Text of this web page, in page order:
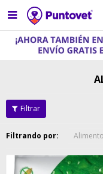

Filtrando por: